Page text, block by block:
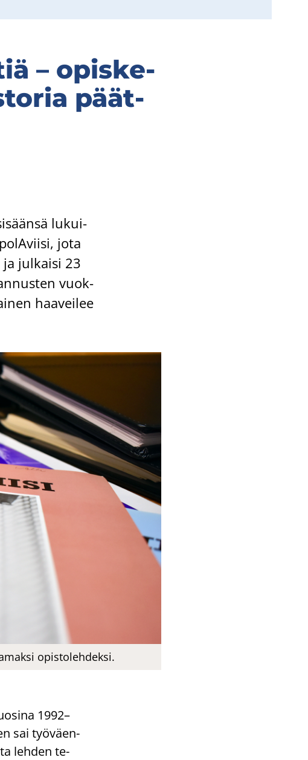
– opis­ke­
päät­
lu­kui­
jota
jul­kai­si 23
vuok­
haa­vei­lee
opistolehdeksi.
1992–
sai työ­väen­
leh­den te­